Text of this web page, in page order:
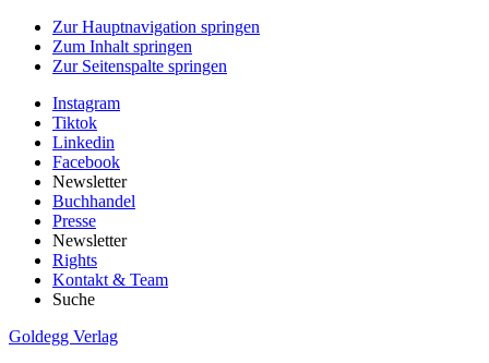
Zur Hauptnavigation springen
Zum Inhalt springen
Zur Seitenspalte springen
Instagram
Tiktok
Linkedin
Facebook
Newsletter
Buchhandel
Presse
Newsletter
Rights
Kontakt & Team
Suche
Goldegg Verlag